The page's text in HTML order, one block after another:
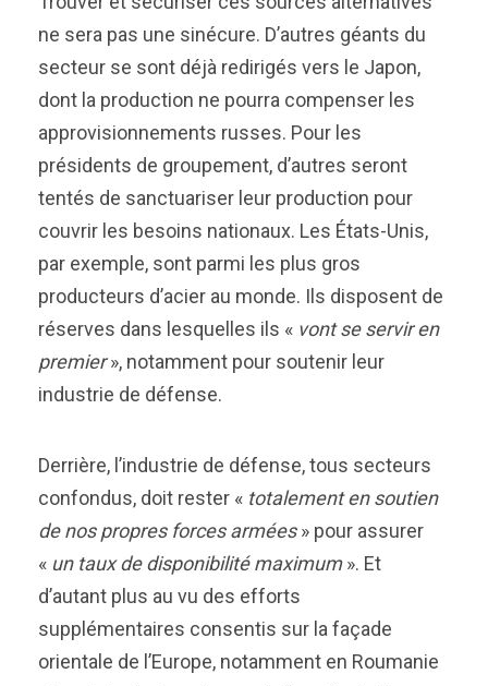
ne sera pas une sinécure. D’autres géants du
secteur se sont déjà redirigés vers le Japon,
dont la production ne pourra compenser les
approvisionnements russes. Pour les
présidents de groupement, d’autres seront
tentés de sanctuariser leur production pour
couvrir les besoins nationaux. Les États-Unis,
par exemple, sont parmi les plus gros
producteurs d’acier au monde. Ils disposent de
réserves dans lesquelles ils « vont se servir en
premier», notamment pour soutenir leur
industrie de défense.
Derrière, l’industrie de défense, tous secteurs
confondus, doit rester « totalement en soutien
de nos propres forces armées» pour assurer
« un taux de disponibilité maximum». Et
d’autant plus au vu des efforts
supplémentaires consentis sur la façade
orientale de l’Europe, notamment en Roumanie